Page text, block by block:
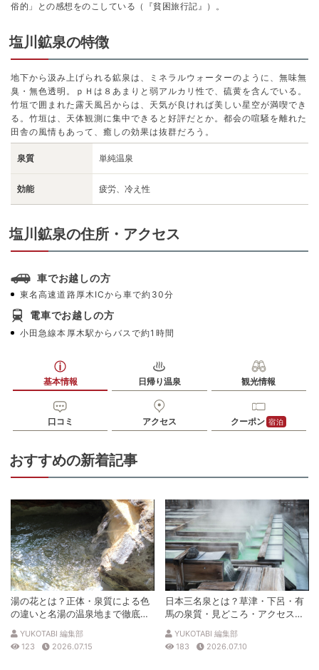
俗的」との感想をのこしている（『貧困旅行記』）。
塩川鉱泉の特徴
地下から汲み上げられる鉱泉は、ミネラルウォーターのように、無味無
臭・無色透明。ｐＨは８あまりと弱アルカリ性で、硫黄を含んでいる。
竹垣で囲まれた露天風呂からは、天気が良ければ美しい星空が満喫でき
る。竹垣は、天体観測に集中できると好評だとか。都会の喧騒を離れた
田舎の風情もあって、癒しの効果は抜群だろう。
泉質 単純温泉
効能 疲労、冷え性
塩川鉱泉の住所・アクセス
車でお越しの方
東名高速道路厚木ICから車で約30分
電車でお越しの方
小田急線本厚木駅からバスで約1時間
基本情報 日帰り温泉 観光情報
口コミ アクセス クーポン 宿泊
おすすめの新着記事
湯の花とは？正体・泉質による色
の違いと名湯の温泉地まで徹底解
YUKOTABI 編集部
123
2026.07.15
日本三名泉とは？草津・下呂・有
馬の泉質・見どころ・アクセスを
YUKOTABI 編集部
183
2026.07.10